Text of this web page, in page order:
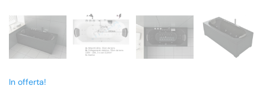
In offerta!